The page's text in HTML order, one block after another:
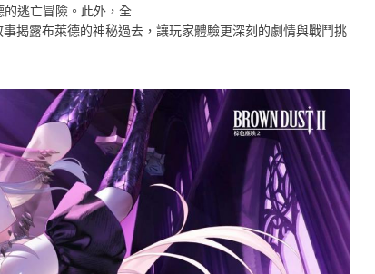
逃亡冒險。此外，全
揭露布萊德的神秘過去，讓玩家體驗更深刻的劇情與戰鬥挑